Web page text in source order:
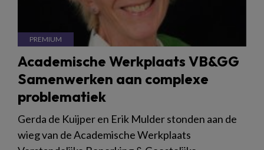
Academische Werkplaats VB&GG
Samenwerken aan complexe
problematiek
Gerda de Kuijper en Erik Mulder stonden aan de
wieg van de Academische Werkplaats